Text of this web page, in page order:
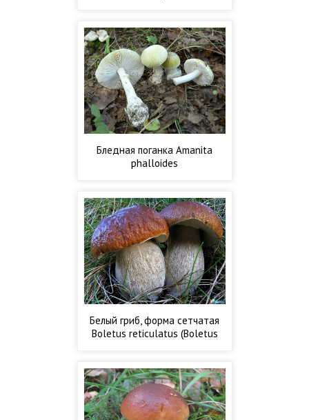
Бледная поганка Amanita
phalloides
Белый гриб, форма сетчатая
Boletus reticulatus (Boletus